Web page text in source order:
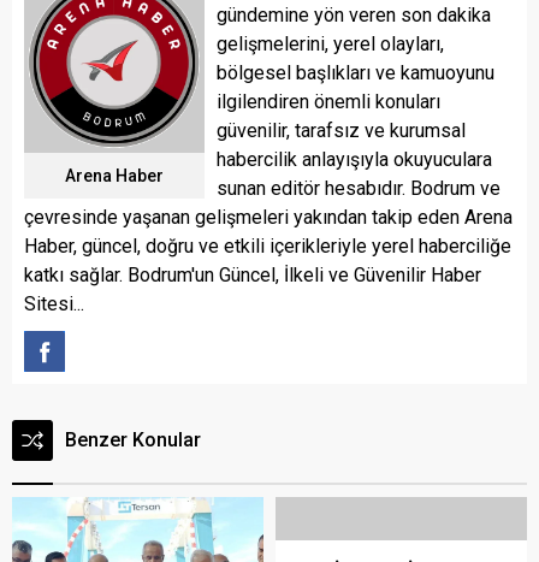
Arena Haber
gündemine yön veren son dakika
gelişmelerini, yerel olayları,
bölgesel başlıkları ve kamuoyunu
ilgilendiren önemli konuları
güvenilir, tarafsız ve kurumsal
habercilik anlayışıyla okuyuculara
sunan editör hesabıdır. Bodrum ve
çevresinde yaşanan gelişmeleri yakından takip eden Arena
Haber, güncel, doğru ve etkili içerikleriyle yerel haberciliğe
katkı sağlar. Bodrum'un Güncel, İlkeli ve Güvenilir Haber
Sitesi...
Benzer Konular